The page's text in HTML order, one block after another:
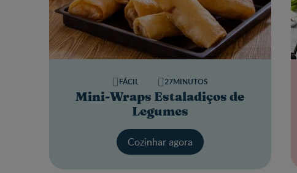
Mini-Wraps Estaladiços de
Legumes
FÁCIL 27MINUTOS
Cozinhar agora